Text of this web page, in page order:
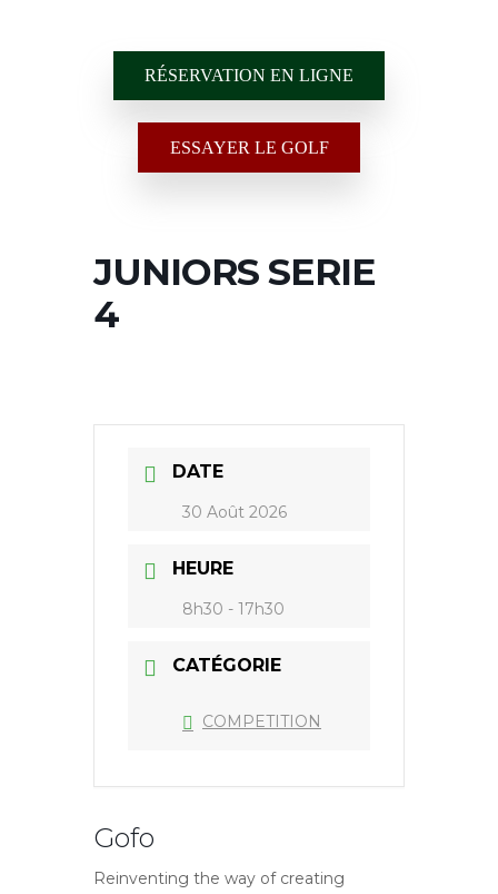
RÉSERVATION EN LIGNE
ESSAYER LE GOLF
JUNIORS SERIE
4
DATE
30 Août 2026
HEURE
8h30 - 17h30
CATÉGORIE
COMPETITION
Gofo
Reinventing the way of creating